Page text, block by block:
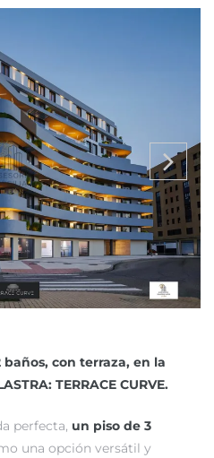
baños, con terraza, en la
TERRACE CURVE.
perfecta, un piso de 3
una opción versátil y